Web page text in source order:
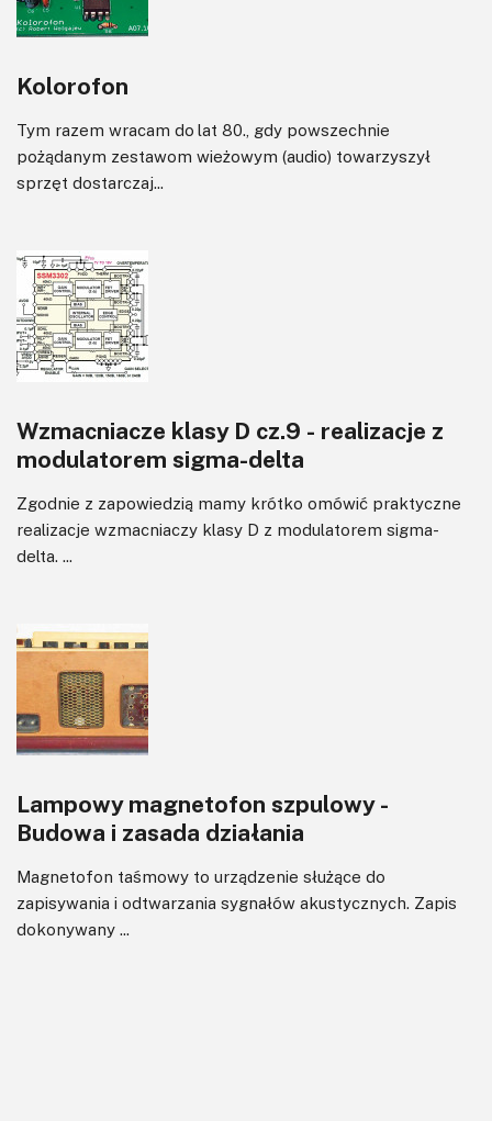
Kolorofon
Tym razem wracam do lat 80., gdy powszechnie
pożądanym zestawom wieżowym (audio) towarzyszył
sprzęt dostarczaj...
Wzmacniacze klasy D cz.9 - realizacje z
modulatorem sigma-delta
Zgodnie z zapowiedzią mamy krótko omówić praktyczne
realizacje wzmacniaczy klasy D z modulatorem sigma-
delta. ...
Lampowy magnetofon szpulowy -
Budowa i zasada działania
Magnetofon taśmowy to urządzenie służące do
zapisywania i odtwarzania sygnałów akustycznych. Zapis
dokonywany ...